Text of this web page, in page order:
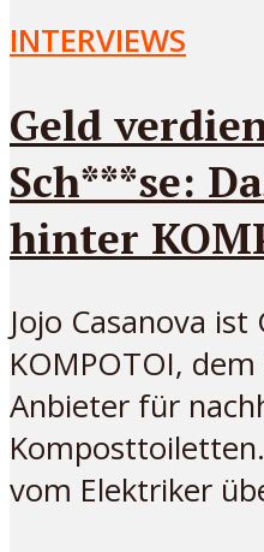
INTERVIEWS
Geld
Sch***se:
hinter
Jojo Casanova
KOMPOTOI,
Anbieter für
vom Elektriker